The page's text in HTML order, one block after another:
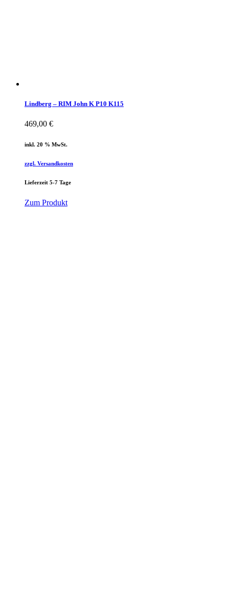
Lindberg – RIM John K P10 K115
469,00 €
inkl. 20 % MwSt.
zzgl. Versandkosten
Lieferzeit 5-7 Tage
Zum Produkt